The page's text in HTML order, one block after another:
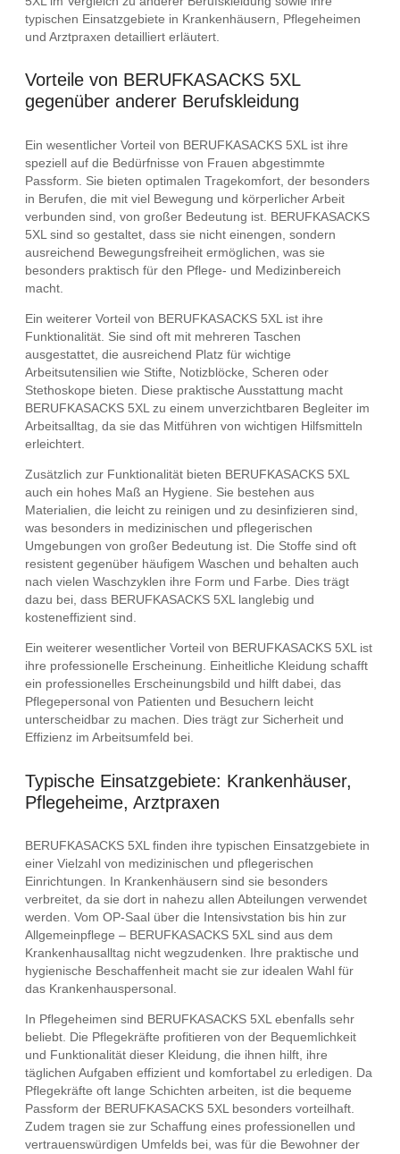
typischen Einsatzgebiete in Krankenhäusern, Pflegeheimen
und Arztpraxen detailliert erläutert.
Vorteile von BERUFKASACKS 5XL
gegenüber anderer Berufskleidung
Ein wesentlicher Vorteil von BERUFKASACKS 5XL ist ihre
speziell auf die Bedürfnisse von Frauen abgestimmte
Passform. Sie bieten optimalen Tragekomfort, der besonders
in Berufen, die mit viel Bewegung und körperlicher Arbeit
verbunden sind, von großer Bedeutung ist. BERUFKASACKS
5XL sind so gestaltet, dass sie nicht einengen, sondern
ausreichend Bewegungsfreiheit ermöglichen, was sie
besonders praktisch für den Pflege- und Medizinbereich
macht.
Ein weiterer Vorteil von BERUFKASACKS 5XL ist ihre
Funktionalität. Sie sind oft mit mehreren Taschen
ausgestattet, die ausreichend Platz für wichtige
Arbeitsutensilien wie Stifte, Notizblöcke, Scheren oder
Stethoskope bieten. Diese praktische Ausstattung macht
BERUFKASACKS 5XL zu einem unverzichtbaren Begleiter im
Arbeitsalltag, da sie das Mitführen von wichtigen Hilfsmitteln
erleichtert.
Zusätzlich zur Funktionalität bieten BERUFKASACKS 5XL
auch ein hohes Maß an Hygiene. Sie bestehen aus
Materialien, die leicht zu reinigen und zu desinfizieren sind,
was besonders in medizinischen und pflegerischen
Umgebungen von großer Bedeutung ist. Die Stoffe sind oft
resistent gegenüber häufigem Waschen und behalten auch
nach vielen Waschzyklen ihre Form und Farbe. Dies trägt
dazu bei, dass BERUFKASACKS 5XL langlebig und
kosteneffizient sind.
Ein weiterer wesentlicher Vorteil von BERUFKASACKS 5XL ist
ihre professionelle Erscheinung. Einheitliche Kleidung schafft
ein professionelles Erscheinungsbild und hilft dabei, das
Pflegepersonal von Patienten und Besuchern leicht
unterscheidbar zu machen. Dies trägt zur Sicherheit und
Effizienz im Arbeitsumfeld bei.
Typische Einsatzgebiete: Krankenhäuser,
Pflegeheime, Arztpraxen
BERUFKASACKS 5XL finden ihre typischen Einsatzgebiete in
einer Vielzahl von medizinischen und pflegerischen
Einrichtungen. In Krankenhäusern sind sie besonders
verbreitet, da sie dort in nahezu allen Abteilungen verwendet
werden. Vom OP-Saal über die Intensivstation bis hin zur
Allgemeinpflege – BERUFKASACKS 5XL sind aus dem
Krankenhausalltag nicht wegzudenken. Ihre praktische und
hygienische Beschaffenheit macht sie zur idealen Wahl für
das Krankenhauspersonal.
In Pflegeheimen sind BERUFKASACKS 5XL ebenfalls sehr
beliebt. Die Pflegekräfte profitieren von der Bequemlichkeit
und Funktionalität dieser Kleidung, die ihnen hilft, ihre
täglichen Aufgaben effizient und komfortabel zu erledigen. Da
Pflegekräfte oft lange Schichten arbeiten, ist die bequeme
Passform der BERUFKASACKS 5XL besonders vorteilhaft.
Zudem tragen sie zur Schaffung eines professionellen und
vertrauenswürdigen Umfelds bei, was für die Bewohner der